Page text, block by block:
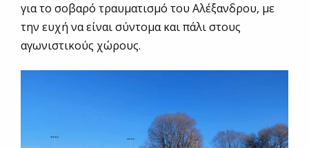
για το σοβαρό τραυματισμό του Αλέξανδρου, με
την ευχή να είναι σύντομα και πάλι στους
αγωνιστικούς χώρους.